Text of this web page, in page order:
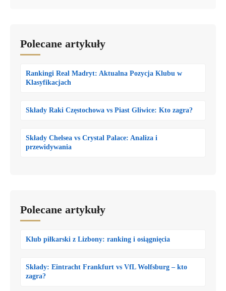
Polecane artykuły
Rankingi Real Madryt: Aktualna Pozycja Klubu w
Klasyfikacjach
Składy Raki Częstochowa vs Piast Gliwice: Kto zagra?
Składy Chelsea vs Crystal Palace: Analiza i
przewidywania
Polecane artykuły
Klub piłkarski z Lizbony: ranking i osiągnięcia
Składy: Eintracht Frankfurt vs VfL Wolfsburg – kto
zagra?